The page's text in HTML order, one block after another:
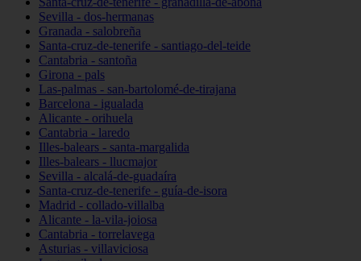
Sevilla - dos-hermanas
Granada - salobreña
Santa-cruz-de-tenerife - santiago-del-teide
Cantabria - santoña
Girona - pals
Las-palmas - san-bartolomé-de-tirajana
Barcelona - igualada
Alicante - orihuela
Cantabria - laredo
Illes-balears - santa-margalida
Illes-balears - llucmajor
Sevilla - alcalá-de-guadaíra
Santa-cruz-de-tenerife - guía-de-isora
Madrid - collado-villalba
Alicante - la-vila-joiosa
Cantabria - torrelavega
Asturias - villaviciosa